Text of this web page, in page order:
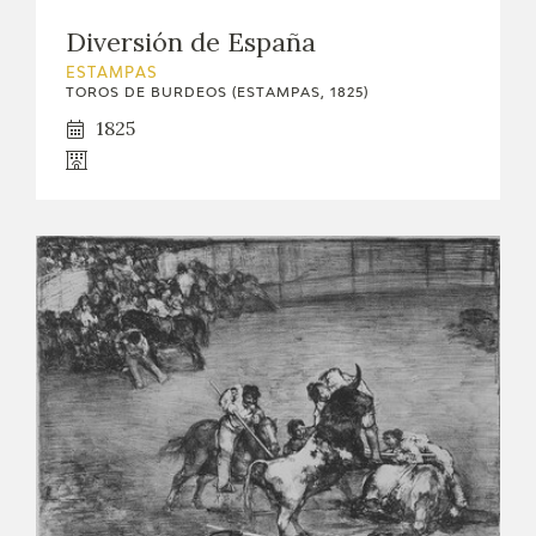
ACTIVIDADES
ACTUALIDAD
BLOG CUADERNO ITALIANO
FRANCISCO DE GOYA
BIOGRAFÍA
CRONOLOGÍA
EL VIAJE DE GOYA
Diversión de España
ESTAMPAS
TOROS DE BURDEOS (ESTAMPAS, 1825)
1825